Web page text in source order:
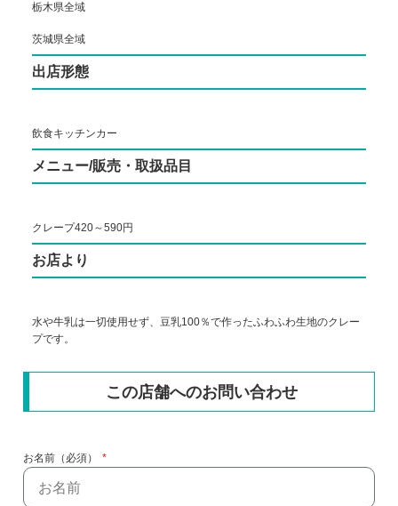
栃木県全域
茨城県全域
出店形態
飲食キッチンカー
メニュー/販売・取扱品目
クレープ420～590円
お店より
水や牛乳は一切使用せず、豆乳100％で作ったふわふわ生地のクレー
プです。
この店舗へのお問い合わせ
お名前（必須）